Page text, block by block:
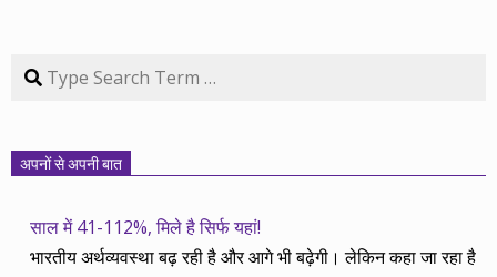
Search
अपनों से अपनी बात
साल में 41-112%, मिले है सिर्फ यहां!
भारतीय अर्थव्यवस्था बढ़ रही है और आगे भी बढ़ेगी। लेकिन कहा जा रहा है